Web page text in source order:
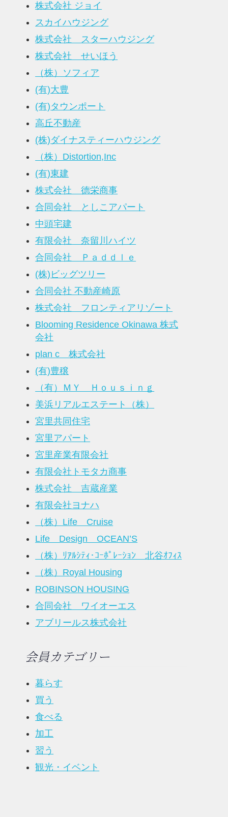
株式会社 ジョイ
スカイハウジング
株式会社 スターハウジング
株式会社 せいほう
（株）ソフィア
(有)大豊
(有)タウンポート
高丘不動産
(株)ダイナスティーハウジング
（株）Distortion,Inc
(有)東建
株式会社 德栄商事
合同会社 としこアパート
中頭宅建
有限会社 奈留川ハイツ
合同会社 Ｐａｄｄｌｅ
(株)ビッグツリー
合同会社 不動産崎原
株式会社 フロンティアリゾート
Blooming Residence Okinawa 株式
会社
plan c 株式会社
(有)豊穣
（有）ＭＹ Ｈｏｕｓｉｎｇ
美浜リアルエステート（株）
宮里共同住宅
宮里アパート
宮里産業有限会社
有限会社トモタカ商事
株式会社 吉蔵産業
有限会社ヨナハ
（株）Life Cruise
Life Design OCEAN’S
（株）ﾘｱﾙｼﾃｨ･ｺｰﾎﾟﾚｰｼｮﾝ 北谷ｵﾌｨｽ
（株）Royal Housing
ROBINSON HOUSING
合同会社 ワイオーエス
アブリールス株式会社
会員カテゴリー
暮らす
買う
食べる
加工
習う
観光・イベント